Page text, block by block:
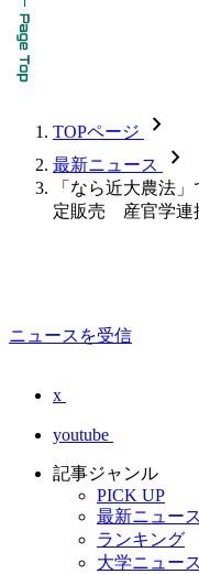
TOPページ chevron_forward
最新ニュース chevron_forward
「なら近大農法
定販売 産官学連
ニュースを受信
x
youtube
記事ジャンル
PICK UP
最新ニュース
ランキング
大学ニュース